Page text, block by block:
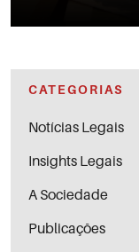
CATEGORIAS
Notícias Legais
Insights Legais
A Sociedade
Publicações